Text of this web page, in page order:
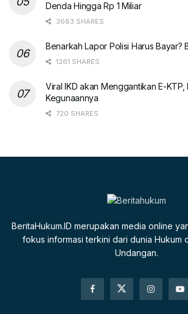
Denda Hingga Rp 1 Miliar
3683 SHARES
Benarkah Lapor Polisi Harus Bayar?
1261 SHARES
Viral IKD akan Menggantikan E-KTP,
Kegunaannya
720 SHARES
BeritaHukum.ID merupakan media online
fokus informasi terkini dari dunia Hukum
Undangan.